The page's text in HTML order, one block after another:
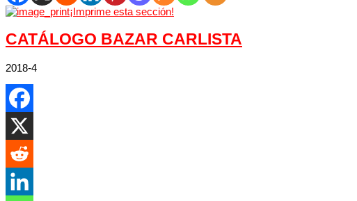
¡Imprime esta sección!
CATÁLOGO BAZAR CARLISTA
2018-4